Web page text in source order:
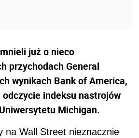
już o nieco
przychodach General
wynikach Bank of America,
indeksu nastrojów
Michigan.
na Wall Street nieznacznie